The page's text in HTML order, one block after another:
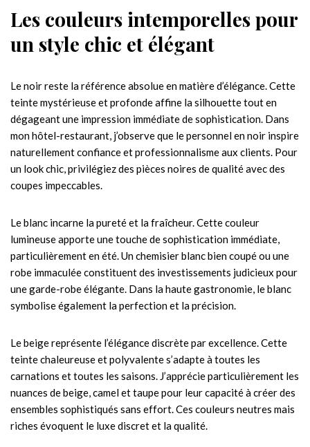
Les couleurs intemporelles pour
un style chic et élégant
Le noir reste la référence absolue en matière d’élégance. Cette
teinte mystérieuse et profonde affine la silhouette tout en
dégageant une impression immédiate de sophistication. Dans
mon hôtel-restaurant, j’observe que le personnel en noir inspire
naturellement confiance et professionnalisme aux clients. Pour
un look chic, privilégiez des pièces noires de qualité avec des
coupes impeccables.
Le blanc incarne la pureté et la fraîcheur. Cette couleur
lumineuse apporte une touche de sophistication immédiate,
particulièrement en été. Un chemisier blanc bien coupé ou une
robe immaculée constituent des investissements judicieux pour
une garde-robe élégante. Dans la haute gastronomie, le blanc
symbolise également la perfection et la précision.
Le beige représente l’élégance discrète par excellence. Cette
teinte chaleureuse et polyvalente s’adapte à toutes les
carnations et toutes les saisons. J’apprécie particulièrement les
nuances de beige, camel et taupe pour leur capacité à créer des
ensembles sophistiqués sans effort. Ces couleurs neutres mais
riches évoquent le luxe discret et la qualité.